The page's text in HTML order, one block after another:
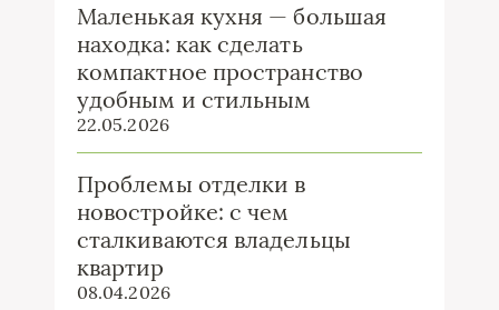
Маленькая кухня — большая
находка: как сделать
компактное пространство
удобным и стильным
22.05.2026
Проблемы отделки в
новостройке: с чем
сталкиваются владельцы
квартир
08.04.2026